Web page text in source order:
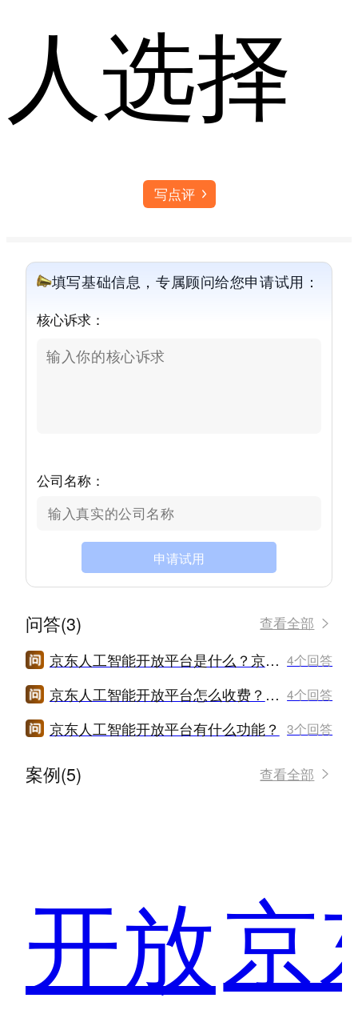
人选择
写点评
填写基础信息，专属顾问给您申请试用：
核心诉求：
公司名称：
申请试用
问答(3) 查看全部
京东人工智能开放平台是什么？京东人工智能开放平台怎么样？ 4个回答
京东人工智能开放平台怎么收费？京东人工智能开放平台价格是多少？ 4个回答
京东人工智能开放平台有什么功能？ 3个回答
案例(5) 查看全部
开放京